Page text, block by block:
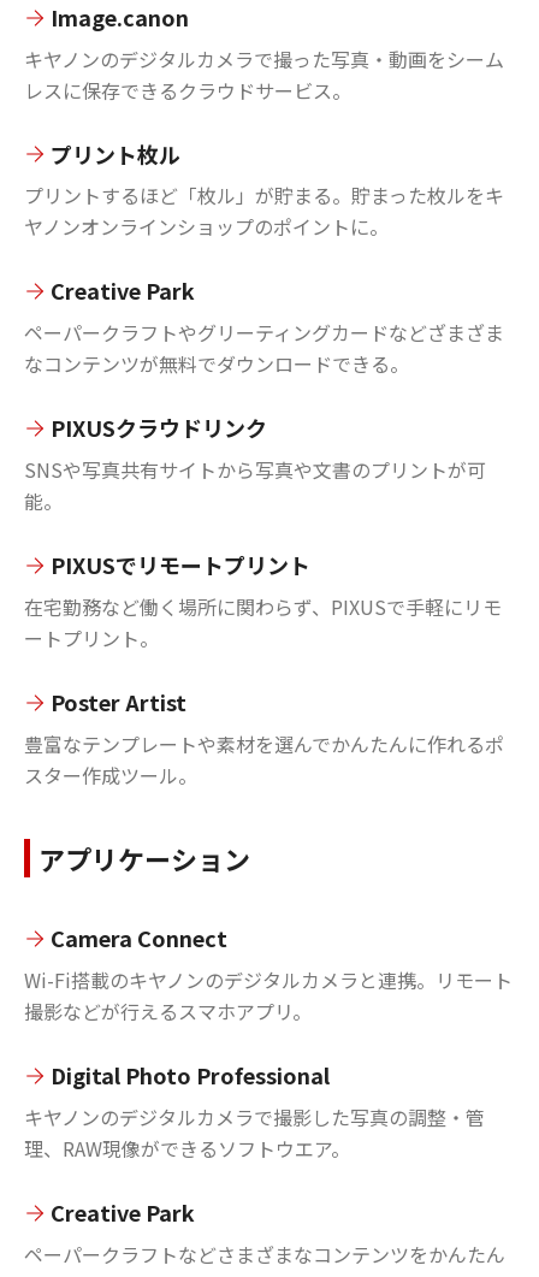
Image.canon
キヤノンのデジタルカメラで撮った写真・動画をシーム
レスに保存できるクラウドサービス。
プリント枚ル
プリントするほど「枚ル」が貯まる。貯まった枚ルをキ
ヤノンオンラインショップのポイントに。
Creative Park
ペーパークラフトやグリーティングカードなどざまざま
なコンテンツが無料でダウンロードできる。
PIXUSクラウドリンク
SNSや写真共有サイトから写真や文書のプリントが可
能。
PIXUSでリモートプリント
在宅勤務など働く場所に関わらず、PIXUSで手軽にリモ
ートプリント。
Poster Artist
豊富なテンプレートや素材を選んでかんたんに作れるポ
スター作成ツール。
アプリケーション
Camera Connect
Wi-Fi搭載のキヤノンのデジタルカメラと連携。リモート
撮影などが行えるスマホアプリ。
Digital Photo Professional
キヤノンのデジタルカメラで撮影した写真の調整・管
理、RAW現像ができるソフトウエア。
Creative Park
ペーパークラフトなどさまざまなコンテンツをかんたん